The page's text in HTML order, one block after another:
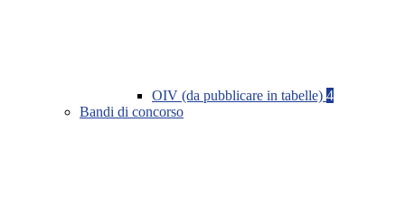
OIV (da pubblicare in tabelle) 4
Bandi di concorso